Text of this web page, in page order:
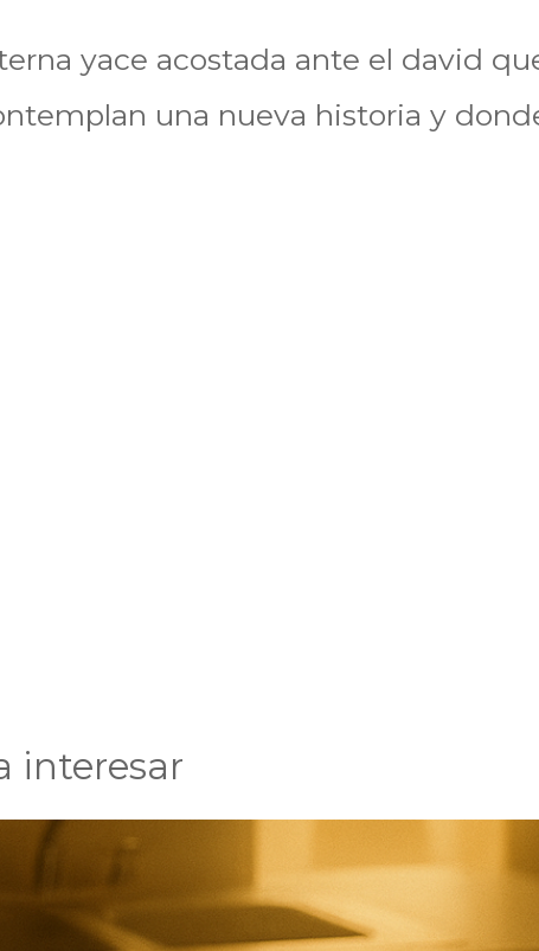
yace acostada ante el david
una nueva historia y
interesar